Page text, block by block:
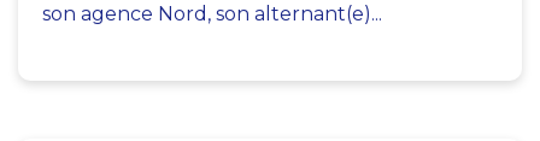
son agence Nord, son alternant(e)...